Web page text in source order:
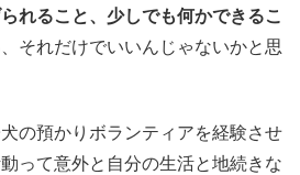
れること、少しでも何かできるこ
、それだけでいいんじゃないかと思
の預かりボランティアを経験させ
って意外と自分の生活と地続きな